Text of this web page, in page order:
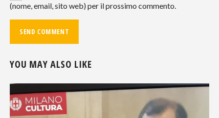
(nome, email, sito web) per il prossimo commento.
YOU MAY ALSO LIKE